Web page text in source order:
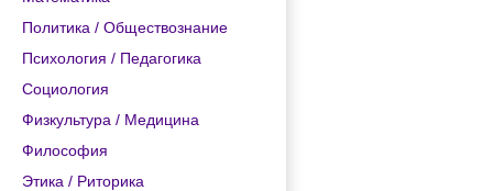
Политика / Обществознание
Психология / Педагогика
Социология
Физкультура / Медицина
Философия
Этика / Риторика